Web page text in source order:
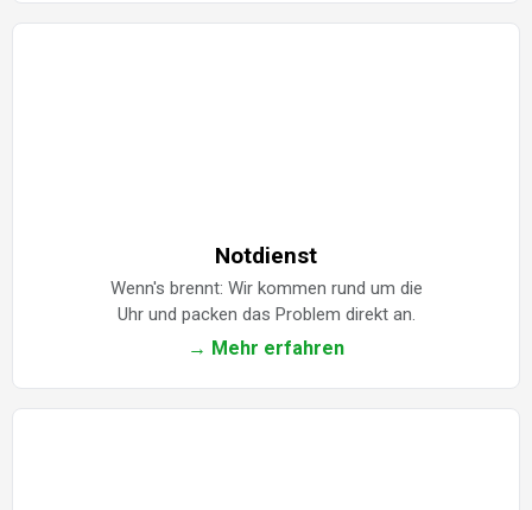
Notdienst
Wenn's brennt: Wir kommen rund um die
Uhr und packen das Problem direkt an.
→ Mehr erfahren